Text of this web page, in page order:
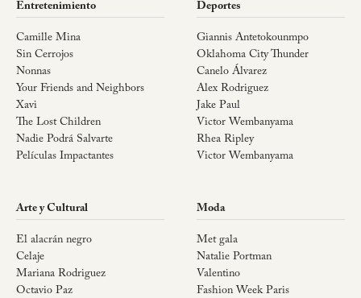
Entretenimiento
Camille Mina
Sin Cerrojos
Nonnas
Your Friends and Neighbors
Xavi
The Lost Children
Nadie Podrá Salvarte
Películas Impactantes
Deportes
Giannis Antetokounmpo
Oklahoma City Thunder
Canelo Álvarez
Alex Rodriguez
Jake Paul
Victor Wembanyama
Rhea Ripley
Victor Wembanyama
Arte y Cultural
El alacrán negro
Celaje
Mariana Rodriguez
Octavio Paz
Moda
Met gala
Natalie Portman
Valentino
Fashion Week Paris